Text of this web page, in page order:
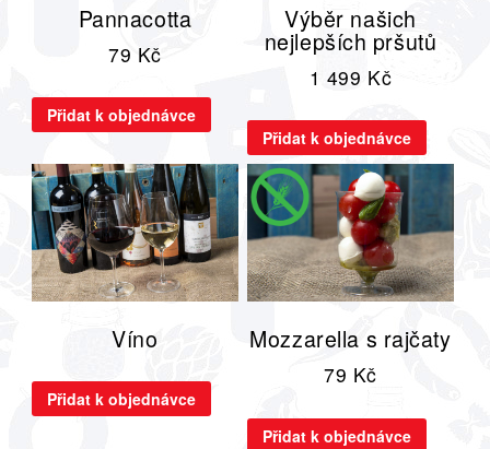
Pannacotta
79 Kč
Přidat k objednávce
Výběr našich
nejlepších pršutů
1 499 Kč
Přidat k objednávce
Víno
Přidat k objednávce
Mozzarella s rajčaty
79 Kč
Přidat k objednávce